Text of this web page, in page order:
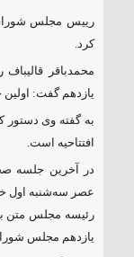
رییس مجلس شورای
کرد.
محمدباقر
یازدهم گفت: اولین جلسه
به گفته وی دستور
افتتاحیه است.
در آخرین جلسه
رئیسه مجلس متن
یازدهم مجلس